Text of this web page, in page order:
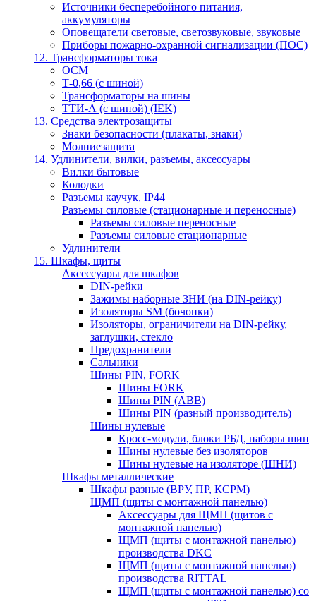
Источники бесперебойного питания,
аккумуляторы
Оповещатели световые, светозвуковые, звуковые
Приборы пожарно-охранной сигнализации (ПОС)
12. Трансформаторы тока
ОСМ
Т-0,66 (с шиной)
Трансформаторы на шины
ТТИ-А (с шиной) (IEK)
13. Средства электрозащиты
Знаки безопасности (плакаты, знаки)
Молниезащита
14. Удлинители, вилки, разъемы, аксессуары
Вилки бытовые
Колодки
Разъемы каучук, IP44
Разъемы силовые (стационарные и переносные)
Разъемы силовые переносные
Разъемы силовые стационарные
Удлинители
15. Шкафы, щиты
Аксессуары для шкафов
DIN-рейки
Зажимы наборные ЗНИ (на DIN-рейку)
Изоляторы SM (бочонки)
Изоляторы, ограничители на DIN-рейку,
заглушки, стекло
Предохранители
Сальники
Шины PIN, FORK
Шины FORK
Шины PIN (АВВ)
Шины PIN (разный производитель)
Шины нулевые
Кросс-модули, блоки РБД, наборы шин
Шины нулевые без изоляторов
Шины нулевые на изоляторе (ШНИ)
Шкафы металлические
Шкафы разные (ВРУ, ПР, КСРМ)
ЩМП (щиты с монтажной панелью)
Аксессуары для ЩМП (щитов с
монтажной панелью)
ЩМП (щиты с монтажной панелью)
производства DKC
ЩМП (щиты с монтажной панелью)
производства RITTAL
ЩМП (щиты с монтажной панелью) со